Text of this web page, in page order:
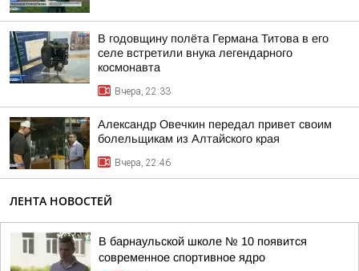
В годовщину полёта Германа Титова в его
селе встретили внука легендарного
космонавта
Вчера, 22:33
Александр Овечкин передал привет своим
болельщикам из Алтайского края
Вчера, 22:46
ЛЕНТА НОВОСТЕЙ
В барнаульской школе № 10 появится
современное спортивное ядро